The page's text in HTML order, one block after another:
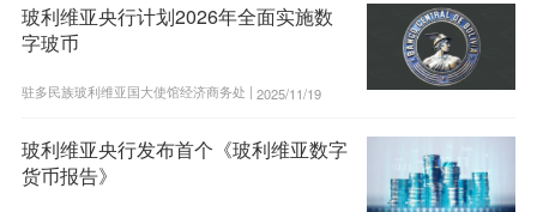
玻利维亚央行计划2026年全面实施数
字玻币
驻多民族玻利维亚国大使馆经济商务处 | 2025/11/19
玻利维亚央行发布首个《玻利维亚数字
货币报告》